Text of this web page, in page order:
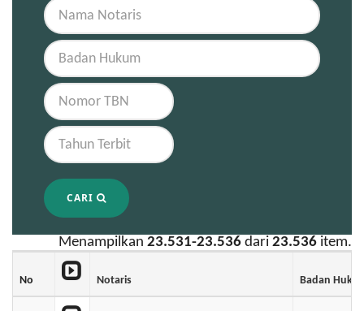
CARI
Menampilkan 23.531-23.536 dari 23.536 item.
No Notaris Badan